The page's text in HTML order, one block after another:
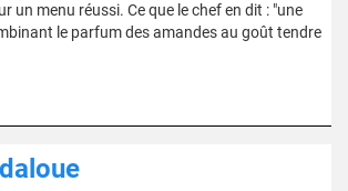
un menu réussi. Ce que le chef en dit : "une
le parfum des amandes au goût tendre